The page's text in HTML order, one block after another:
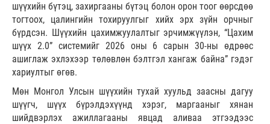
шүүхийн бүтэц, захиргааны бүтэц болон орон тоог өөрсдөө
тогтоох, цалингийн тохируулгыг хийх эрх зүйн орчныг
бүрдсэн. Шүүхийн цахимжуулалтыг эрчимжүүлэн, “Цахим
шүүх 2.0” системийг 2026 оны 6 сарын 30-ны өдрөөс
ашиглаж эхлэхээр төлөвлөн бэлтгэл хангаж байна” гэдэг
хариултыг өгөв.
Мөн Монгол Улсын шүүхийн тухай хуульд заасны дагуу
шүүгч, шүүх бүрэлдэхүүнд хэрэг, маргааныг хянан
шийдвэрлэх ажиллагааны явцад аливаа этгээдээс